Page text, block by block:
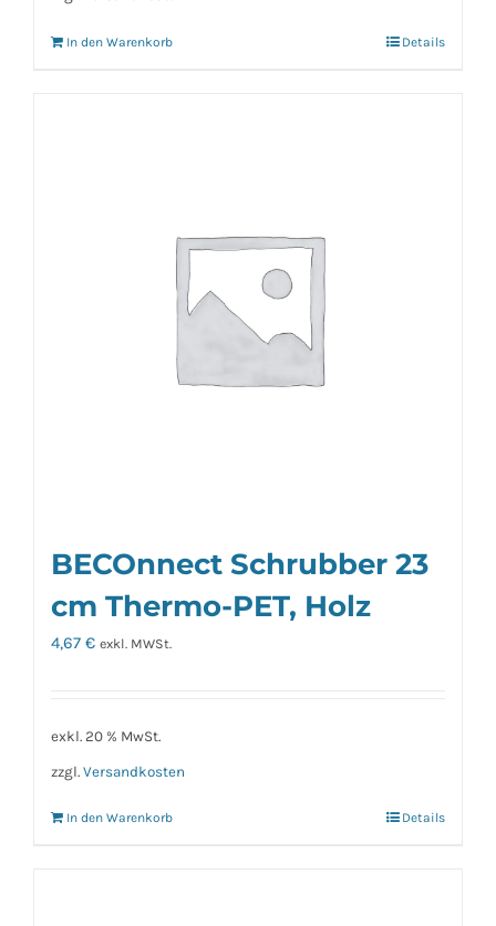
In den Warenkorb Details
BECOnnect Schrubber 23
cm Thermo-PET, Holz
4,67 € exkl. MWSt.
exkl. 20 % MwSt.
zzgl. Versandkosten
In den Warenkorb Details